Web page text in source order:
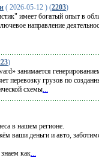
( 2026-05-12 ) (2203)
имеет богатый опыт в
направление
)
занимается
перевозку грузов по
схемы...
в нашем регионе.
ваши деньги и авто,
как...